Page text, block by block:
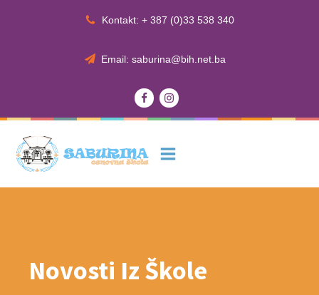
Kontakt: + 387 (0)33 538 340
Email: saburina@bih.net.ba
Novosti Iz Škole